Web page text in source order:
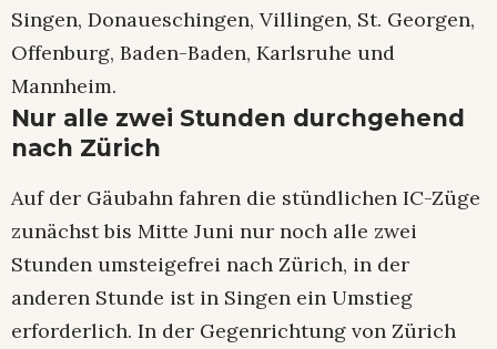
Singen, Donaueschingen, Villingen, St. Georgen,
Offenburg, Baden-Baden, Karlsruhe und
Mannheim.
Nur alle zwei Stunden durchgehend
nach Zürich
Auf der Gäubahn fahren die stündlichen IC-Züge
zunächst bis Mitte Juni nur noch alle zwei
Stunden umsteigefrei nach Zürich, in der
anderen Stunde ist in Singen ein Umstieg
erforderlich. In der Gegenrichtung von Zürich